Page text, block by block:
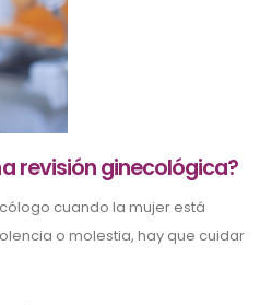
revisión ginecológica?
cuando la mujer está
o molestia, hay que cuidar